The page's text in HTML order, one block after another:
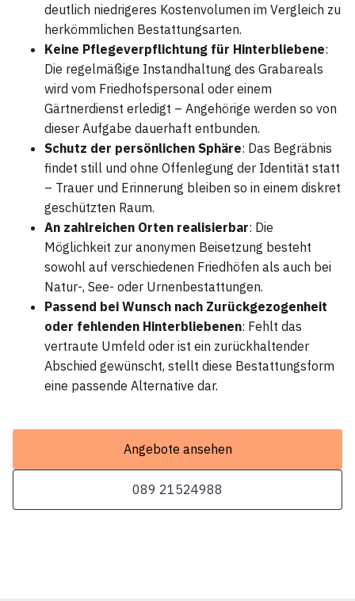
deutlich niedrigeres Kostenvolumen im Vergleich zu
herkömmlichen Bestattungsarten.
Keine Pflegeverpflichtung für Hinterbliebene:
Die regelmäßige Instandhaltung des Grabareals
wird vom Friedhofspersonal oder einem
Gärtnerdienst erledigt – Angehörige werden so von
dieser Aufgabe dauerhaft entbunden.
Schutz der persönlichen Sphäre: Das Begräbnis
findet still und ohne Offenlegung der Identität statt
– Trauer und Erinnerung bleiben so in einem diskret
geschützten Raum.
An zahlreichen Orten realisierbar: Die
Möglichkeit zur anonymen Beisetzung besteht
sowohl auf verschiedenen Friedhöfen als auch bei
Natur-, See- oder Urnenbestattungen.
Passend bei Wunsch nach Zurückgezogenheit
oder fehlenden Hinterbliebenen: Fehlt das
vertraute Umfeld oder ist ein zurückhaltender
Abschied gewünscht, stellt diese Bestattungsform
eine passende Alternative dar.
Angebote ansehen
089 21524988